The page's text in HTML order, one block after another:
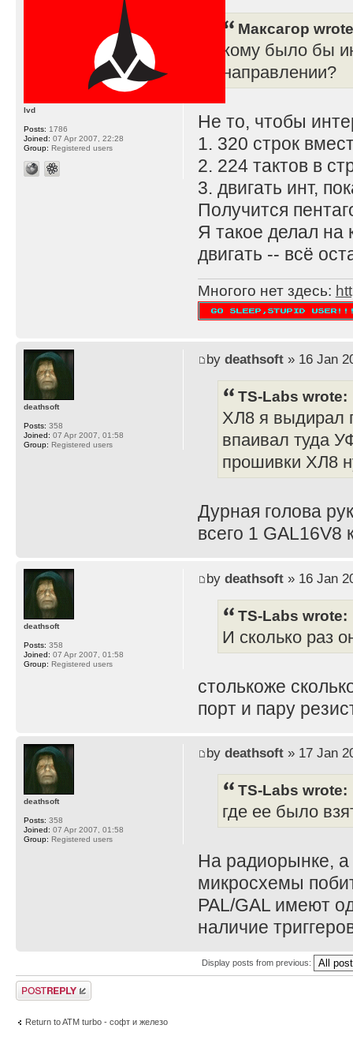
Максагор
кому было бы
направлении?
Не то, чтобы
1. 320 строк
2. 224 тактов в
3. двигать инт,
Получится
Я такое делал на
двигать -- всё
Многого нет здесь:
lvd
Posts: 1786
Joined: 07 Apr 2007, 22:28
Group: Registered users
by deathsoft» 16 Jan
TS-Labs wrote:
ХЛ8 я выдирал
впаивал туда
прошивки ХЛ8
Дурная голова
всего 1 GAL16V8
deathsoft
Posts: 358
Joined: 07 Apr 2007, 01:58
Group: Registered users
by deathsoft» 16 Jan
TS-Labs wrote:
И сколько раз
столькоже
порт и пару
deathsoft
Posts: 358
Joined: 07 Apr 2007, 01:58
Group: Registered users
by deathsoft» 17 Jan
TS-Labs wrote:
где ее было
На радиорынке, а
микросхемы
PAL/GAL имеют
наличие
deathsoft
Posts: 358
Joined: 07 Apr 2007, 01:58
Group: Registered users
Display posts from previous:
Post a reply
Return to ATM turbo - софт и железо